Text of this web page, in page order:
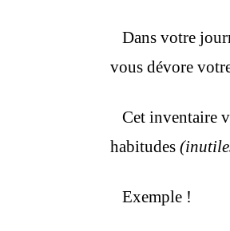
Dans votre
vous dévore
Cet inventaire
habitudes
Exemple !